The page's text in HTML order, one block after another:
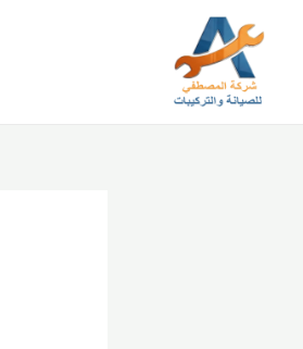
المحتوى